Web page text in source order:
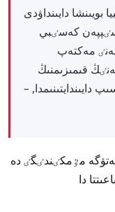
دايىنداۋدى
كەسٸبي
بيەنٸ مەكتەپ
قىمىزىمنىڭ
–
مٷمكٸندٸگٸ دە
دا